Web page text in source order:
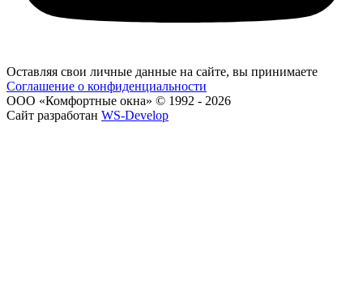
Оставляя свои личные данные на сайте, вы принимаете
Соглашение о конфиденциальности
ООО «Комфортные окна» © 1992 - 2026
Сайт разработан WS-Develop